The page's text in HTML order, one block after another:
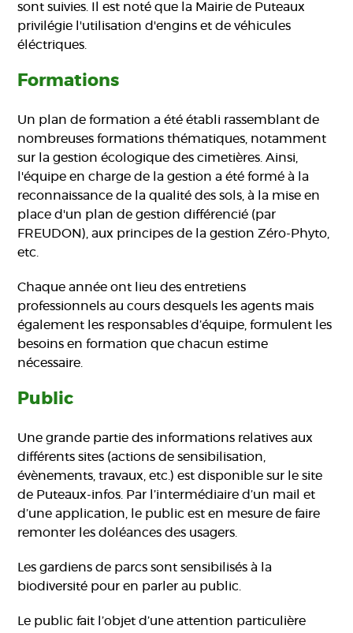
sont suivies. Il est noté que la Mairie de Puteaux
privilégie l'utilisation d'engins et de véhicules
éléctriques.
Formations
Un plan de formation a été établi rassemblant de
nombreuses formations thématiques, notamment
sur la gestion écologique des cimetières. Ainsi,
l'équipe en charge de la gestion a été formé à la
reconnaissance de la qualité des sols, à la mise en
place d'un plan de gestion différencié (par
FREUDON), aux principes de la gestion Zéro-Phyto,
etc.
Chaque année ont lieu des entretiens
professionnels au cours desquels les agents mais
également les responsables d’équipe, formulent les
besoins en formation que chacun estime
nécessaire.
Public
Une grande partie des informations relatives aux
différents sites (actions de sensibilisation,
évènements, travaux, etc.) est disponible sur le site
de Puteaux-infos. Par l’intermédiaire d’un mail et
d’une application, le public est en mesure de faire
remonter les doléances des usagers.
Les gardiens de parcs sont sensibilisés à la
biodiversité pour en parler au public.
Le public fait l’objet d’une attention particulière